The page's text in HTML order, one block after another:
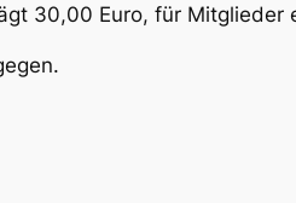
30,00 Euro, für